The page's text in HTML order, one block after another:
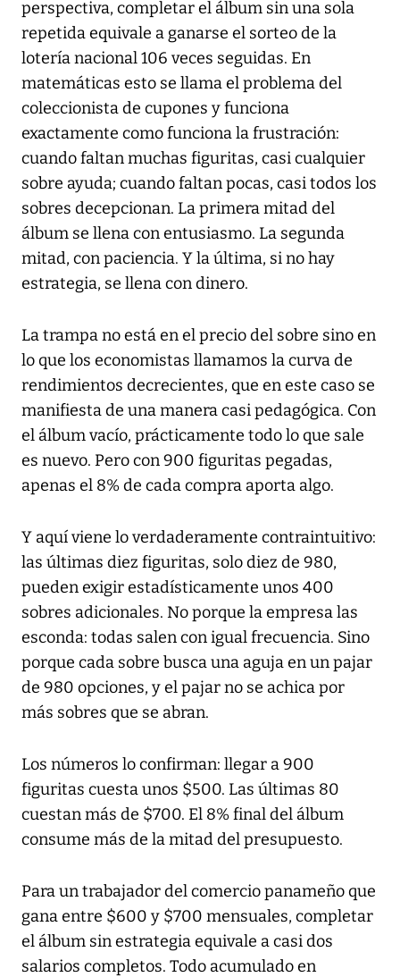
perspectiva, completar el álbum sin una sola
repetida equivale a ganarse el sorteo de la
lotería nacional 106 veces seguidas. En
matemáticas esto se llama el problema del
coleccionista de cupones y funciona
exactamente como funciona la frustración:
cuando faltan muchas figuritas, casi cualquier
sobre ayuda; cuando faltan pocas, casi todos los
sobres decepcionan. La primera mitad del
álbum se llena con entusiasmo. La segunda
mitad, con paciencia. Y la última, si no hay
estrategia, se llena con dinero.
La trampa no está en el precio del sobre sino en
lo que los economistas llamamos la curva de
rendimientos decrecientes, que en este caso se
manifiesta de una manera casi pedagógica. Con
el álbum vacío, prácticamente todo lo que sale
es nuevo. Pero con 900 figuritas pegadas,
apenas el 8% de cada compra aporta algo.
Y aquí viene lo verdaderamente contraintuitivo:
las últimas diez figuritas, solo diez de 980,
pueden exigir estadísticamente unos 400
sobres adicionales. No porque la empresa las
esconda: todas salen con igual frecuencia. Sino
porque cada sobre busca una aguja en un pajar
de 980 opciones, y el pajar no se achica por
más sobres que se abran.
Los números lo confirman: llegar a 900
figuritas cuesta unos $500. Las últimas 80
cuestan más de $700. El 8% final del álbum
consume más de la mitad del presupuesto.
Para un trabajador del comercio panameño que
gana entre $600 y $700 mensuales, completar
el álbum sin estrategia equivale a casi dos
salarios completos. Todo acumulado en